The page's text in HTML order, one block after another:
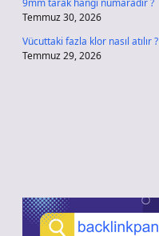
9mm tarak hangi numaradır ?
Temmuz 30, 2026
Vücuttaki fazla klor nasıl atılır ?
Temmuz 29, 2026